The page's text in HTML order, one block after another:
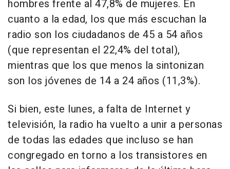
hombres frente al 47,8% de mujeres. En
cuanto a la edad, los que más escuchan la
radio son los ciudadanos de 45 a 54 años
(que representan el 22,4% del total),
mientras que los que menos la sintonizan
son los jóvenes de 14 a 24 años (11,3%).
Si bien, este lunes, a falta de Internet y
televisión, la radio ha vuelto a unir a personas
de todas las edades que incluso se han
congregado en torno a los transistores en